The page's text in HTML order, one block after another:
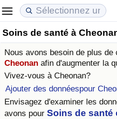
Soins de santé à
Nous avons besoin de plus de
Cheonan afin d'augmenter la
Vivez-vous à Cheonan?
Ajouter des donnéespour
Envisagez d'examiner les
avons pour Soins de santé
Coût de la vie
Indice du Coût de la Vie
Indice du Coût de la Vie
Indice du coût de la vie par
Prix de l'immobilier
Indice des Prix de
Indice des Prix de
Indice des Prix de
Qualité de Vie
Indice de Qualité de Vie
Indice de Qualité de Vie
Indice de qualité de vie par